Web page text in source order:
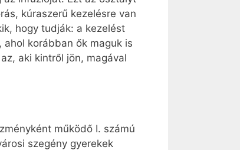
kúraszerű kezelésre van
hogy tudják: a kezelést
korábban ők maguk is
aki kintről jön, magával
működő I. számú
szegény gyerekek